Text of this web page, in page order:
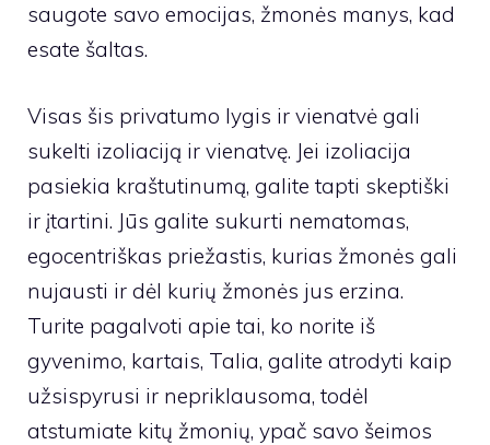
saugote savo emocijas, žmonės manys, kad
esate šaltas.
Visas šis privatumo lygis ir vienatvė gali
sukelti izoliaciją ir vienatvę. Jei izoliacija
pasiekia kraštutinumą, galite tapti skeptiški
ir įtartini. Jūs galite sukurti nematomas,
egocentriškas priežastis, kurias žmonės gali
nujausti ir dėl kurių žmonės jus erzina.
Turite pagalvoti apie tai, ko norite iš
gyvenimo, kartais, Talia, galite atrodyti kaip
užsispyrusi ir nepriklausoma, todėl
atstumiate kitų žmonių, ypač savo šeimos